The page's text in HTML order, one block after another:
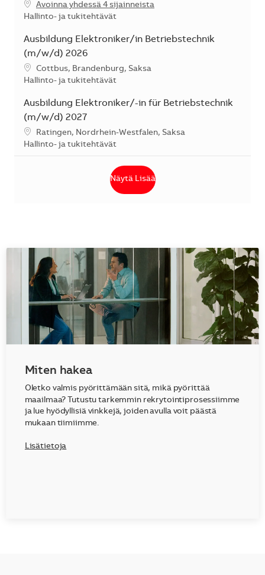
Avoinna yhdessä 4 sijainneista
Kategoria
Hallinto- ja tukitehtävät
Ausbildung Elektroniker/in Betriebstechnik
(m/w/d) 2026
SijaintiCottbus, Brandenburg, Saksa
Kategoria
Hallinto- ja tukitehtävät
Ausbildung Elektroniker/-in für Betriebstechnik
(m/w/d) 2027
SijaintiRatingen, Nordrhein-Westfalen, Saksa
Kategoria
Hallinto- ja tukitehtävät
Näytä Lisää
Miten hakea
Oletko valmis pyörittämään sitä, mikä pyörittää
maailmaa? Tutustu tarkemmin rekrytointiprosessiimme
ja lue hyödyllisiä vinkkejä, joiden avulla voit päästä
mukaan tiimiimme.
Lisätietoja